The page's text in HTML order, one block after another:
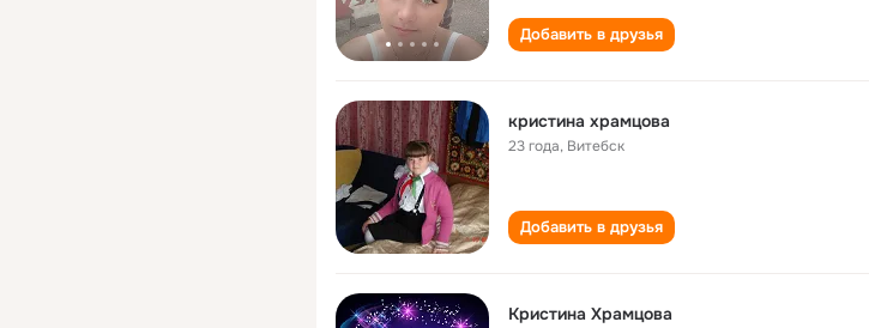
Добавить в друзья
кристина храмцова
23 года, Витебск
Добавить в друзья
Кристина Храмцова